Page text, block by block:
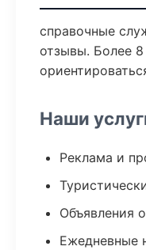
справочные
отзывы. Более
Наши
Реклама и
Объявления
Ежедневные